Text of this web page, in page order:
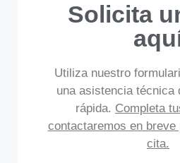
Solicita
Utiliza nuestro
una asistencia técnica
rápida. Completa
contactaremos en
cita.